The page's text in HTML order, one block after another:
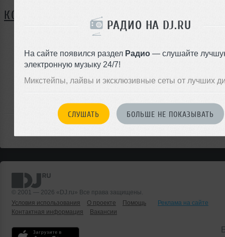
РАДИО НА DJ.RU
На сайте появился раздел Радио — слушайте
электронную музыку 24/7!
Микстейпы, лайвы и эксклюзивные сеты от лучших
СЛУШАТЬ БОЛЬШЕ НЕ ПОКАЗЫВАТЬ
КОММЕНТАРИИ
ЗАРЕГИСТРИРУЙТЕСЬ
войдите на сайт
© 2001 — 2026 «DJ.ru» Все права защищены.
Условия использования
О проекте Помощь
Реклама на сайте
Контактная информация
Вакансии